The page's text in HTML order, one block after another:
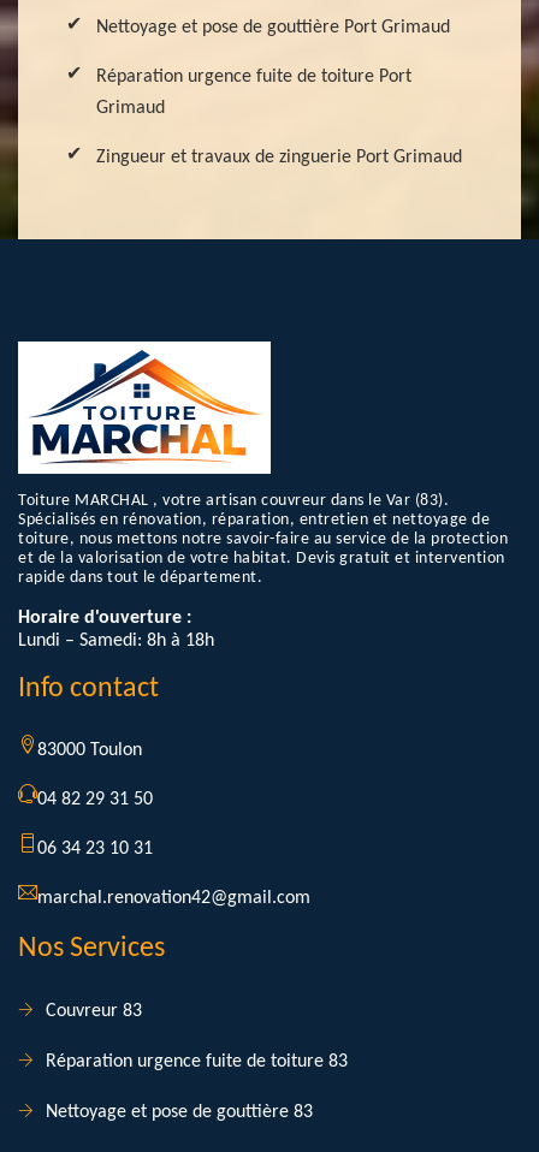
Nettoyage et pose de gouttière Port Grimaud
Réparation urgence fuite de toiture Port
Grimaud
Zingueur et travaux de zinguerie Port Grimaud
Toiture MARCHAL , votre artisan couvreur dans le Var (83).
Spécialisés en rénovation, réparation, entretien et nettoyage de
toiture, nous mettons notre savoir-faire au service de la protection
et de la valorisation de votre habitat. Devis gratuit et intervention
rapide dans tout le département.
Horaire d'ouverture :
Lundi – Samedi: 8h à 18h
Info contact
83000 Toulon
04 82 29 31 50
06 34 23 10 31
marchal.renovation42@gmail.com
Nos Services
Couvreur 83
Réparation urgence fuite de toiture 83
Nettoyage et pose de gouttière 83